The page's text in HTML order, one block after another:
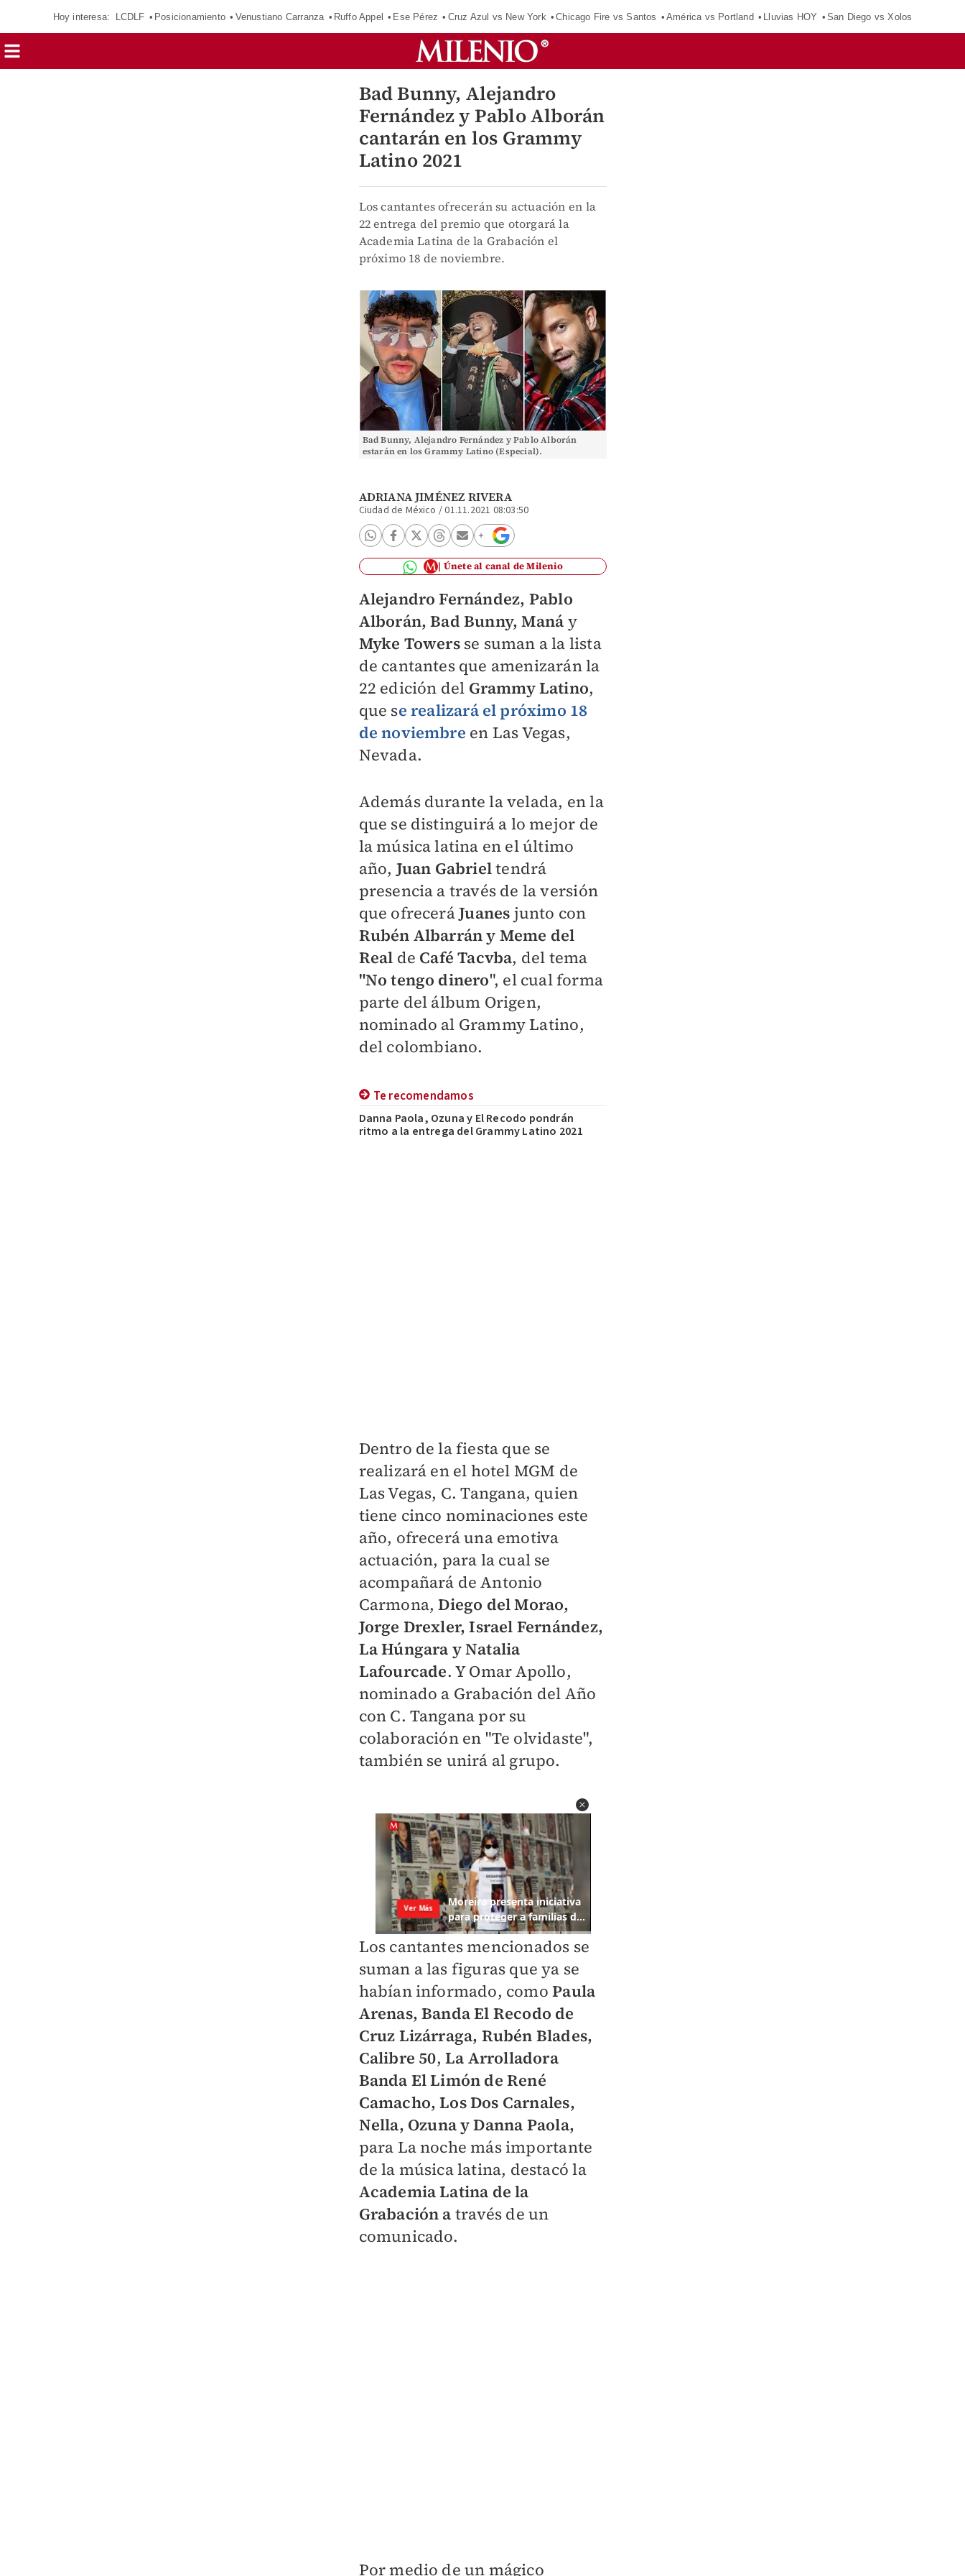
Hoy interesa: LCDLF Posicionamiento Venustiano Carranza Ruffo Appel Ese Pérez Cruz Azul vs New York Chicago Fire vs Santos América vs Portland Lluvias HOY San Diego vs Xolos
Bad Bunny, Alejandro
Fernández y Pablo Alborán
cantarán en los Grammy
Latino 2021
Los cantantes ofrecerán su actuación en la
22 entrega del premio que otorgará la
Academia Latina de la Grabación el
próximo 18 de noviembre.
Bad Bunny, Alejandro Fernández y Pablo Alborán
estarán en los Grammy Latino (Especial).
ADRIANA JIMÉNEZ RIVERA
Ciudad de México /01.11.2021 08:03:50
Únete al canal de Milenio
Alejandro Fernández, Pablo
Alborán, Bad Bunny, Maná y
Myke Towersse suman a la lista
de cantantes que amenizarán la
22 edición del Grammy Latino,
que se realizará el próximo 18
de noviembre en Las Vegas,
Nevada.
Además durante la velada, en la
que se distinguirá a lo mejor de
la música latina en el último
año, Juan Gabrieltendrá
presencia a través de la versión
que ofreceráJuanes junto con
Rubén Albarrán y Meme del
Real de Café Tacvba, del tema
"No tengo dinero", el cual forma
parte del álbum Origen,
nominado al Grammy Latino,
del colombiano.
Te recomendamos
Danna Paola, Ozuna y El Recodo pondrán
ritmo a la entrega del Grammy Latino 2021
Dentro de la fiesta que se
realizará en el hotel MGM de
Las Vegas, C. Tangana, quien
tiene cinco nominaciones este
año, ofrecerá una emotiva
actuación, para la cual se
acompañará de Antonio
Carmona,Diego del Morao,
Jorge Drexler, Israel Fernández,
La Húngara y Natalia
Lafourcade. Y Omar Apollo,
nominado a Grabación del Año
con C. Tangana por su
colaboración en "Te olvidaste",
también se unirá al grupo.
Los cantantes mencionados se
suman a las figuras que ya se
habían informado, comoPaula
Arenas, Banda El Recodo de
Cruz Lizárraga, Rubén Blades,
Calibre 50, La Arrolladora
Banda El Limón de René
Camacho, Los Dos Carnales,
Nella, Ozuna y Danna Paola,
para La noche más importante
de la música latina, destacó la
Academia Latina de la
Grabación a través de un
comunicado.
Por medio de un mágico